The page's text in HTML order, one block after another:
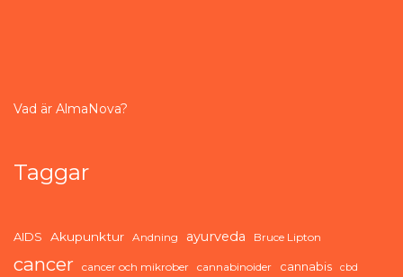
Vad är AlmaNova?
Taggar
AIDS Akupunktur Andning ayurveda Bruce Lipton
cancer cancer och mikrober cannabinoider cannabis cbd